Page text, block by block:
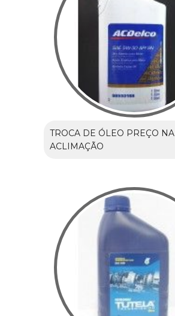
TROCA DE ÓLEO PREÇO NA
ACLIMAÇÃO